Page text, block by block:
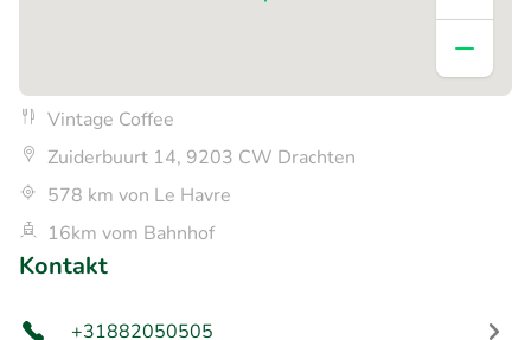
Vintage Coffee
Zuiderbuurt 14, 9203 CW Drachten
578 km von Le Havre
16km vom Bahnhof
Kontakt
+31882050505